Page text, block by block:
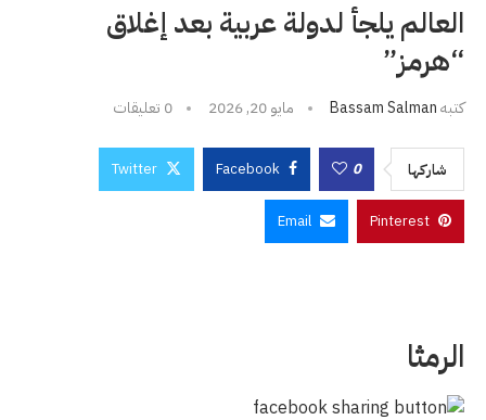
العالم يلجأ لدولة عربية بعد إغلاق
“هرمز”
كتبهBassam Salman مايو 20, 2026 0 تعليقات
شاركها 0
Facebook
Twitter
Pinterest
Email
الرمثا